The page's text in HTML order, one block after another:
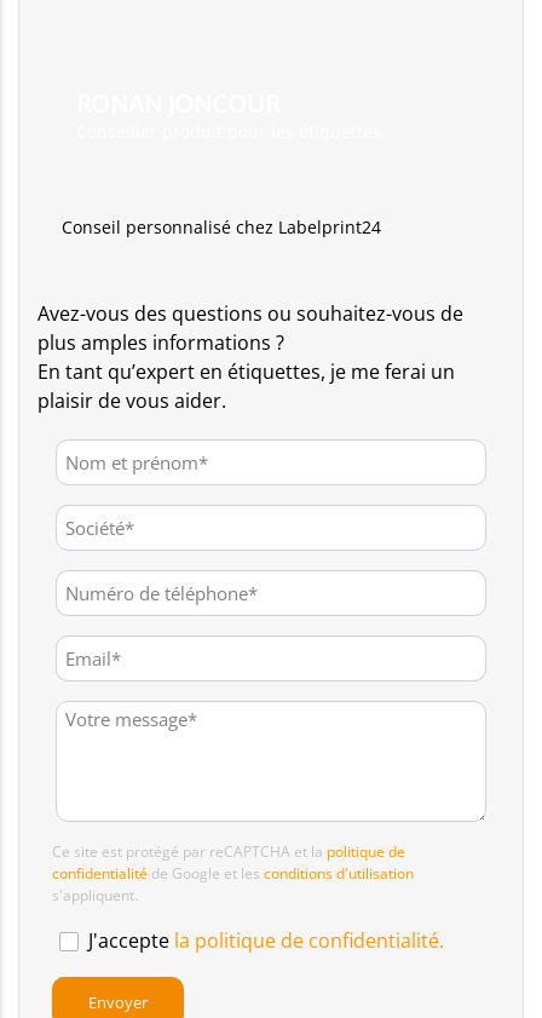
Conseil personnalisé chez Labelprint24
Avez-vous des questions ou souhaitez-vous de
plus amples informations ?
En tant qu’expert en étiquettes, je me ferai un
plaisir de vous aider.
Ce site est protégé par reCAPTCHA et la politique de
confidentialité de Google et les conditions d'utilisation
s'appliquent.
J'accepte la politique de confidentialité.